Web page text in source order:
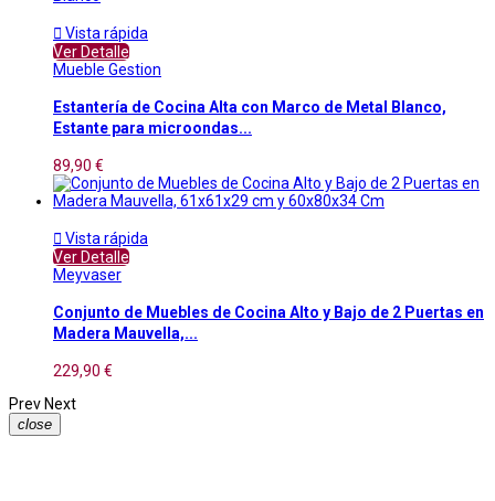
 Vista rápida
Ver Detalle
Mueble Gestion
Estantería de Cocina Alta con Marco de Metal Blanco,
Estante para microondas...
89,90 €
 Vista rápida
Ver Detalle
Meyvaser
Conjunto de Muebles de Cocina Alto y Bajo de 2 Puertas en
Madera Mauvella,...
229,90 €
PrevNext
close